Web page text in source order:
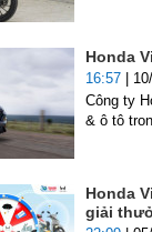
Honda
16:57 |
Công ty
& ô tô
Honda
giải